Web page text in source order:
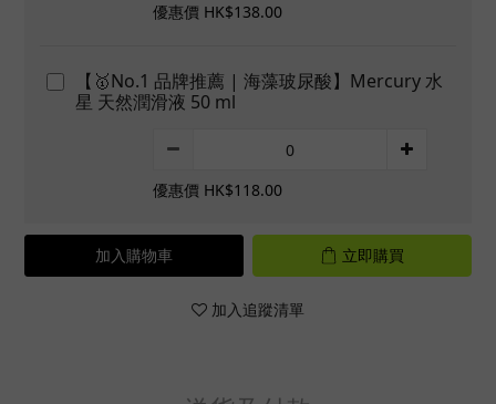
優惠價 HK$138.00
【🥇No.1 品牌推薦 | 海藻玻尿酸】Mercury 水
星 天然潤滑液 50 ml
優惠價 HK$118.00
加入購物車 立即購買
加入追蹤清單